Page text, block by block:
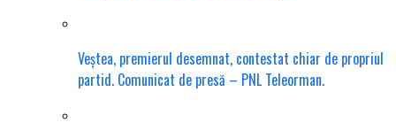
Veștea, premierul desemnat, contestat chiar de propriul
partid. Comunicat de presă – PNL Teleorman.